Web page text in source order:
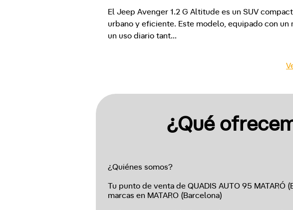
El Jeep Avenger 1.2 G Altitude es un SUV
urbano y eficiente. Este modelo, equipado con un
un uso diario tant...
¿Qué
¿Quiénes somos?
Tu punto de venta de QUADIS AUTO 95
marcas en MATARO (Barcelona)